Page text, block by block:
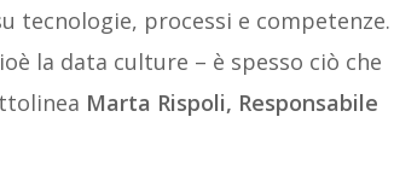
tecnologie, processi e competenze.
la data culture – è spesso ciò che
Marta Rispoli, Responsabile